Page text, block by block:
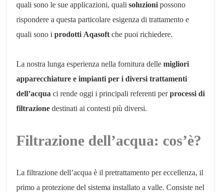
quali sono le sue applicazioni, quali soluzioni possono
rispondere a questa particolare esigenza di trattamento e
quali sono i prodotti Aqasoft che puoi richiedere.
La nostra lunga esperienza nella fornitura delle migliori
apparecchiature e impianti per i diversi trattamenti
dell’acqua ci rende oggi i principali referenti perprocessi di
filtrazione destinati ai contesti più diversi.
Filtrazione dell’acqua: cos’è?
La filtrazione dell’acqua è il pretrattamento per eccellenza, il
primo a protezione del sistema installato a valle. Consiste nel